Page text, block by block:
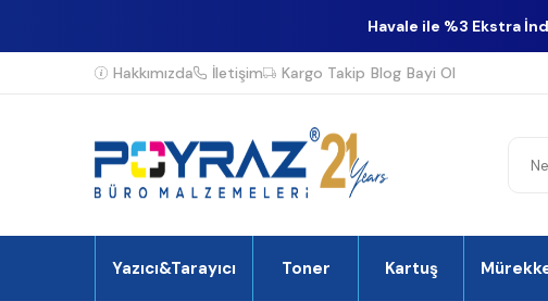
Havale ile %3 Ekstra
Hakkımızda İletişim Kargo Takip Blog Bayi Ol
Yazıcı&Tarayıcı Toner Kartuş